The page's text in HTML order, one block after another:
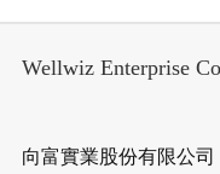
Wellwiz Enterprise
向富實業股份有限公司